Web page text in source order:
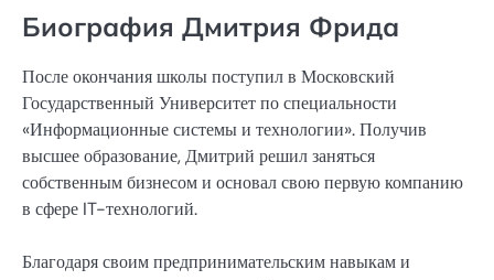
Биография Дмитрия Фрида
После окончания школы поступил в Московский
Государственный Университет по специальности
«Информационные системы и технологии». Получив
высшее образование, Дмитрий решил заняться
собственным бизнесом и основал свою первую компанию
в сфере IT-технологий.
Благодаря своим предпринимательским навыкам и